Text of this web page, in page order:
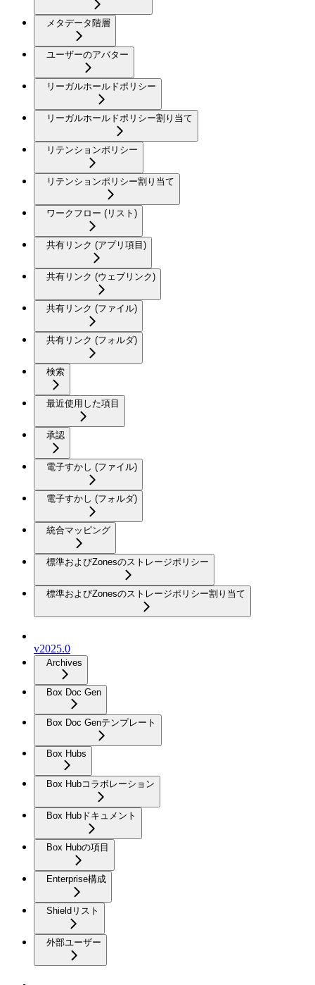
メタデータ階層
ユーザーのアバター
リーガルホールドポリシー
リーガルホールドポリシー割り当て
リテンションポリシー
リテンションポリシー割り当て
ワークフロー (リスト)
共有リンク (アプリ項目)
共有リンク (ウェブリンク)
共有リンク (ファイル)
共有リンク (フォルダ)
検索
最近使用した項目
承認
電子すかし (ファイル)
電子すかし (フォルダ)
統合マッピング
標準およびZonesのストレージポリシー
標準およびZonesのストレージポリシー割り当て
v2025.0
Archives
Box Doc Gen
Box Doc Genテンプレート
Box Hubs
Box Hubコラボレーション
Box Hubドキュメント
Box Hubの項目
Enterprise構成
Shieldリスト
外部ユーザー